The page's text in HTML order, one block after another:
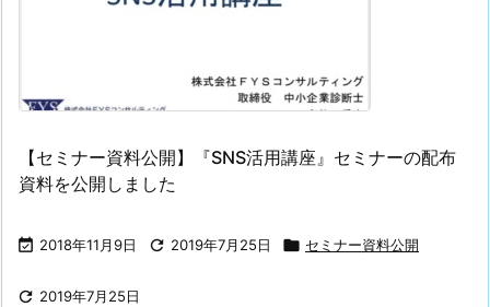
【セミナー資料公開】『SNS活用講座』セミナーの配布
資料を公開しました
 2018年11月9日  2019年7月25日  セミナー資料公開
 2019年7月25日